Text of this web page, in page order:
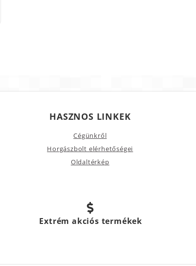
HASZNOS LINKEK
Cégünkről
Horgászbolt elérhetőségei
Oldaltérkép
Extrém akciós termékek